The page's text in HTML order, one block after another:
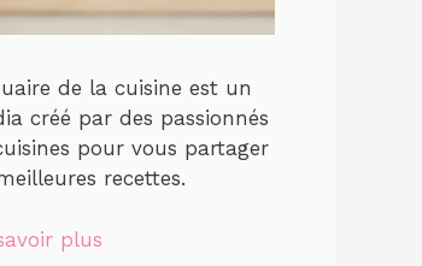
de la cuisine est un
créé par des passionnés
pour vous partager
recettes.
plus